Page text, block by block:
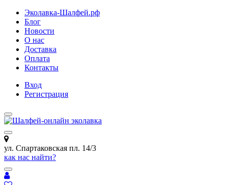
Эколавка-Шалфей.рф
Блог
Новости
О нас
Доставка
Оплата
Контакты
Вход
Регистрация
ул. Спартаковская пл. 14/3
как нас найти?